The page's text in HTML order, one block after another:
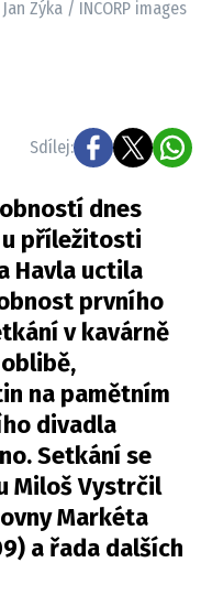
je
IČ: 118 23 054
Zýka / INCORP images
Sdílej:
dnes
u příležitosti
Havla uctila
prvního
v kavárně
na pamětním
divadla
Setkání se
Miloš Vystrčil
Markéta
a řada dalších